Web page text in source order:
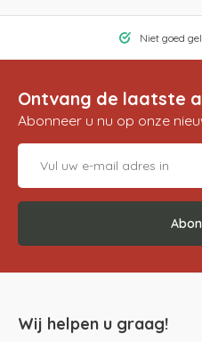
Niet goed
Ontvang de laatste
Abonneer u nu op onze
Wij helpen u graag!